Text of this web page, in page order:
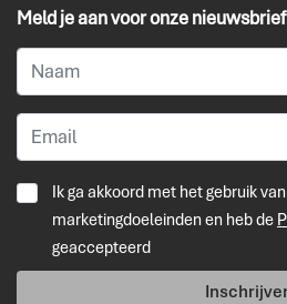
Meld je aan voor onze nieuwsbrief
Ik ga akkoord met het gebruik
marketingdoeleinden en heb de
geaccepteerd